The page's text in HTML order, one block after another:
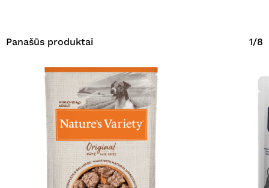
Panašūs produktai 1/8